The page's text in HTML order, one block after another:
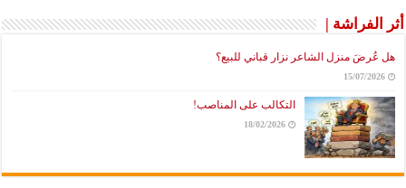
أثر الفراشة |
هل عُرضَ منزل الشاعر نزار قباني للبيع؟
15/07/2026
التكالب على المناصب!
18/02/2026